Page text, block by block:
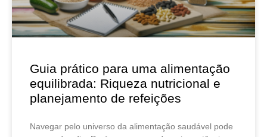
Guia prático para uma alimentação
equilibrada: Riqueza nutricional e
planejamento de refeições
Navegar pelo universo da alimentação saudável pode